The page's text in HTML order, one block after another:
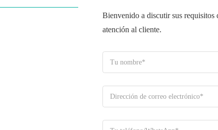
Bienvenido a discutir sus requisitos
atención al cliente.